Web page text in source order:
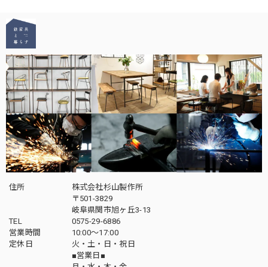
住所
株式会社杉山製作所
〒501-3829
岐阜県関市旭ヶ丘3-13
TEL
0575-29-6886
営業時間
10:00～17:00
定休日
火・土・日・祝日
■営業日■